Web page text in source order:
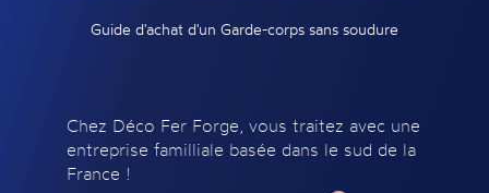
Guide d'achat d'un Garde-corps sans soudure
Chez Déco Fer Forge, vous traitez avec une
entreprise familliale basée dans le sud de la
France !